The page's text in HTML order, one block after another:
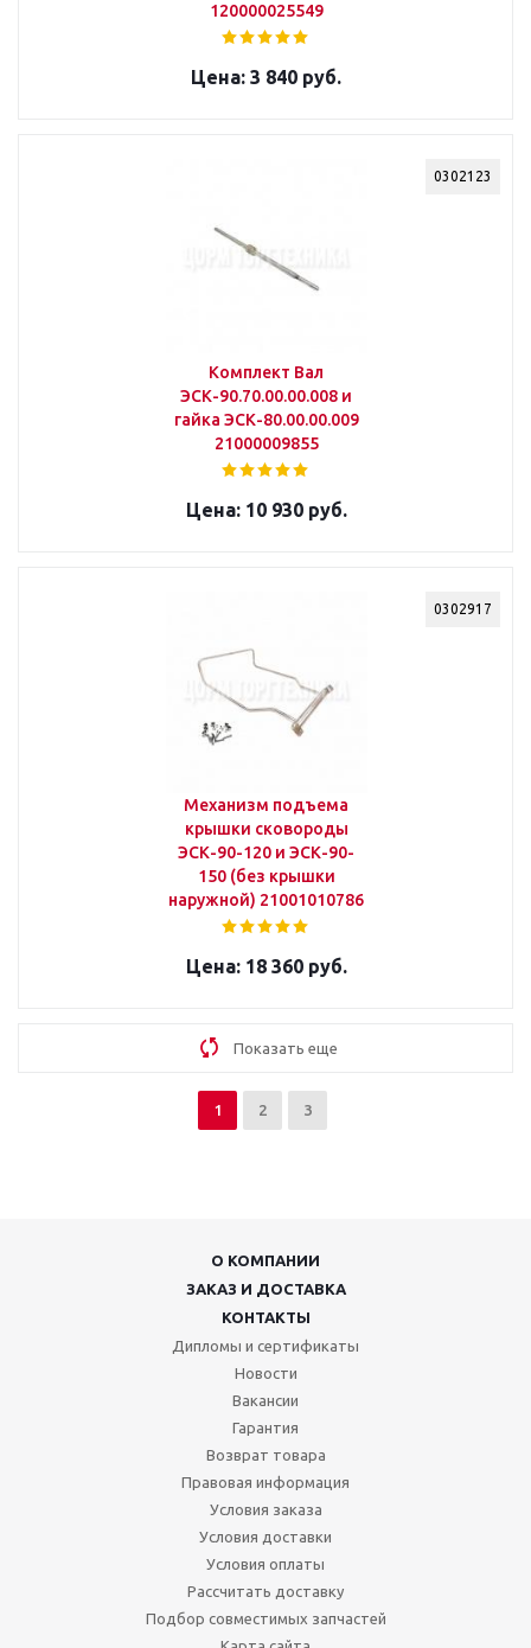
120000025549
3 840 руб.
0302123
Комплект Вал
ЭСК-90.70.00.00.008 и
гайка ЭСК-80.00.00.009
21000009855
10 930 руб.
0302917
Механизм подъема
крышки сковороды
ЭСК-90-120 и ЭСК-90-
150 (без крышки
наружной) 21001010786
18 360 руб.
Показать еще
1 2 3
О КОМПАНИИ
ЗАКАЗ И ДОСТАВКА
КОНТАКТЫ
Дипломы и сертификаты
Новости
Вакансии
Гарантия
Возврат товара
Правовая информация
Условия заказа
Условия доставки
Условия оплаты
Рассчитать доставку
Подбор совместимых запчастей